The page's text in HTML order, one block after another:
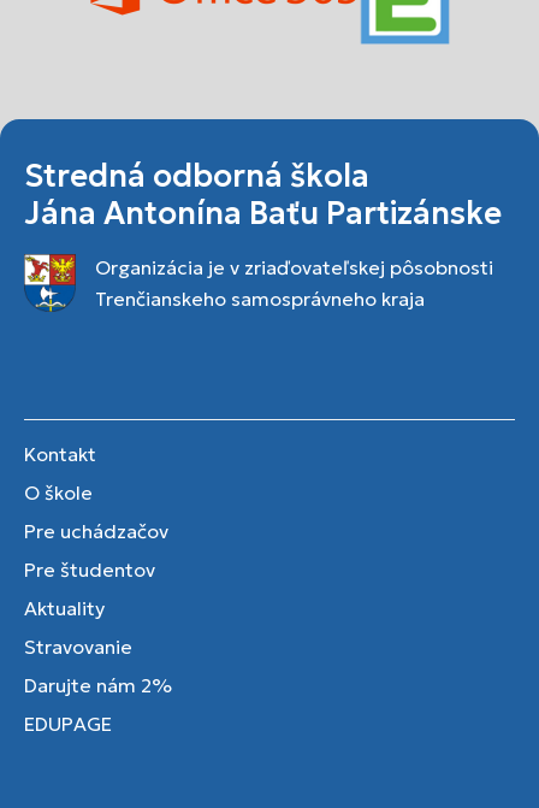
Stredná odborná škola
Jána Antonína Baťu Partizánske
Organizácia je v zriaďovateľskej pôsobnosti
Trenčianskeho samosprávneho kraja
Kontakt
O škole
Pre uchádzačov
Pre študentov
Aktuality
Stravovanie
Darujte nám 2%
EDUPAGE